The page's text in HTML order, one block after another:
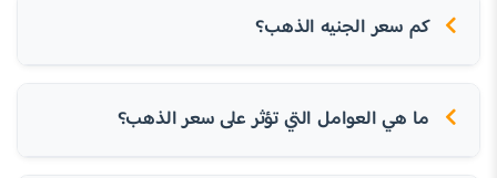
كم سعر الجنيه الذهب؟
ما هي العوامل التي تؤثر على سعر الذهب؟